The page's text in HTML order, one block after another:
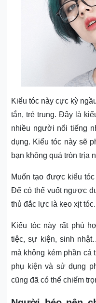
Kiểu tóc này cực kỳ
tắn, trẻ trung. Đây là
nhiều người nổi tiếng
dụng. Kiểu tóc này sẽ
bạn không quá tròn trịa
Muốn tạo được kiểu
Để có thể vuốt ngược
thủ đắc lực là keo xịt tóc.
Kiểu tóc này rất phù
tiệc, sự kiện, sinh
mà không kém phần cá
phụ kiện và sử dụng
cũng đã có thể chiếm